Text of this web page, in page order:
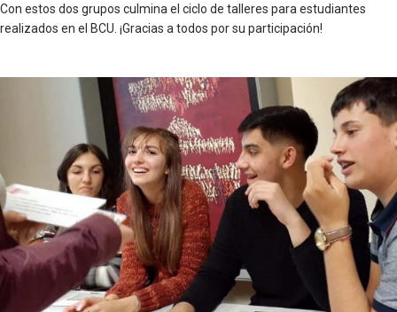
Con estos dos grupos culmina el ciclo de talleres para estudiantes
realizados en el BCU. ¡Gracias a todos por su participación!